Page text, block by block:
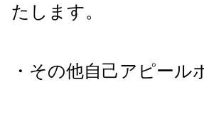
たします。
・その他自己アピール